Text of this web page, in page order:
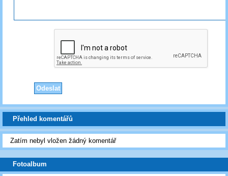
Přehled komentářů
Zatím nebyl vložen žádný komentář
Fotoalbum